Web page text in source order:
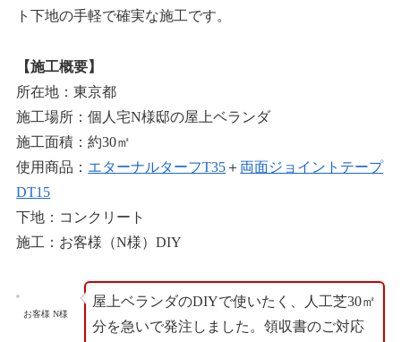
ト下地の手軽で確実な施工です。
【施工概要】
所在地：東京都
施工場所：個人宅N様邸の屋上ベランダ
施工面積：約30㎡
使用商品： エターナルターフT35 ＋ 両面ジョイントテープ
DT15
下地：コンクリート
施工：お客様（N様）DIY
お客様 N様
屋上ベランダのDIYで使いたく、人工芝30㎡
分を急いで発注しました。領収書のご対応